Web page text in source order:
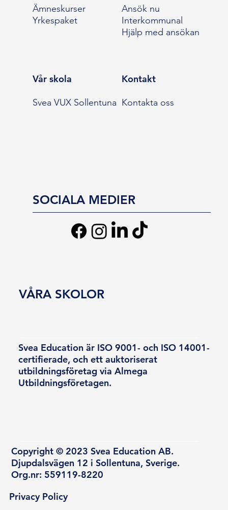
Ämneskurser
Yrkespaket
Ansök nu
Interkommunal
Hjälp med ansökan
Vår skola
Svea VUX Sollentuna
Kontakt
Kontakta oss
SOCIALA MEDIER
Svea Education är ISO 9001- och ISO 14001-
certifierade, och ett auktoriserat
utbildningsföretag via Almega
Utbildningsföretagen.
Copyright © 2023 Svea Education AB.
Djupdalsvägen 12 i Sollentuna, Sverige.
Org.nr: 559119-8220
VÅRA SKOLOR
Privacy Policy